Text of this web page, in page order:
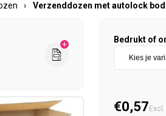
› Verzenddozen met autolock
Bedrukt of
€0,57